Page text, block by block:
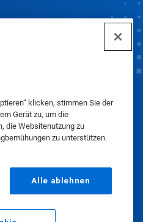
klicken, stimmen Sie der
Gerät zu, um die
die Websitenutzung zu
zu unterstützen.
Alle ablehnen
Inc. 2025
|Datenschutzrichtlinie